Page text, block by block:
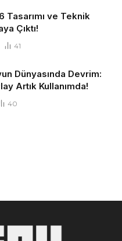
Tasarımı ve Teknik
Çıktı!
41
Dünyasında Devrim:
Artık Kullanımda!
40